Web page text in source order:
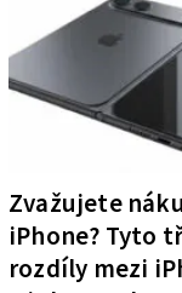
Zvažujete
iPhone? Tyto
rozdíly mezi